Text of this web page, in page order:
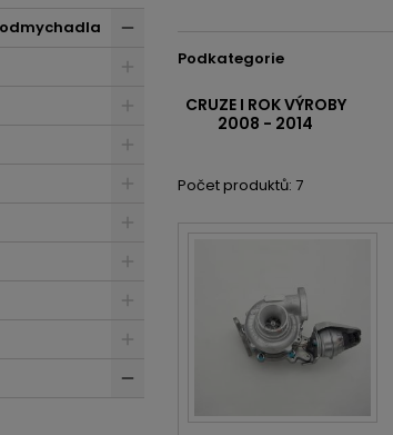
Podkategorie
CRUZE I ROK VÝROBY
2008 - 2014
Počet produktů: 7